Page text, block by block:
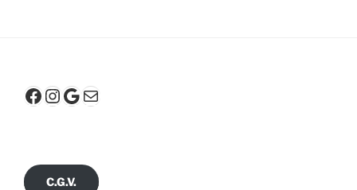
Facebook
Instagram
Google
E-mail
C.G.V.